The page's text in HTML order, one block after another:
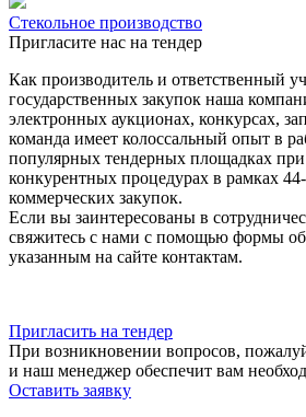
Стекольное производство
Пригласите нас на тендер
Как производитель и ответственный
государственных закупок наша
электронных аукционах, конкурсах,
команда имеет колоссальный опыт в
популярных тендерных площадках при
конкурентных процедурах в рамках
коммерческих закупок.
Если вы заинтересованы в
свяжитесь с нами с помощью формы
указанным на сайте контактам.
Пригласить на тендер
При возникновении вопросов,
и наш менеджер обеспечит вам
Оставить заявку